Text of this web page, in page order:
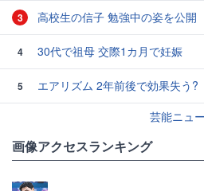
3 高校生の信子 勉強中の姿を公開
4 30代で祖母 交際1カ月で妊娠
5
エアリズム 2年前後で効果失う?
芸能ニュ
画像アクセスランキング